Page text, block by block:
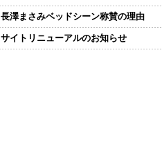
長澤まさみベッドシーン称賛の理由
サイトリニューアルのお知らせ